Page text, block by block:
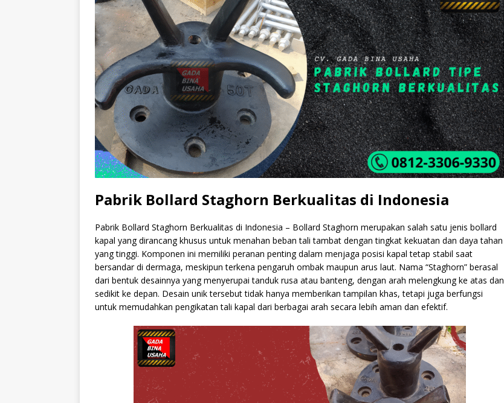
Pabrik Bollard Staghorn Berkualitas di Indonesia
Pabrik Bollard Staghorn Berkualitas di Indonesia – Bollard Staghorn merupakan salah satu jenis bollard
kapal yang dirancang khusus untuk menahan beban tali tambat dengan tingkat kekuatan dan daya tahan
yang tinggi. Komponen ini memiliki peranan penting dalam menjaga posisi kapal tetap stabil saat
bersandar di dermaga, meskipun terkena pengaruh ombak maupun arus laut. Nama “Staghorn” berasal
dari bentuk desainnya yang menyerupai tanduk rusa atau banteng, dengan arah melengkung ke atas dan
sedikit ke depan. Desain unik tersebut tidak hanya memberikan tampilan khas, tetapi juga berfungsi
untuk memudahkan pengikatan tali kapal dari berbagai arah secara lebih aman dan efektif.